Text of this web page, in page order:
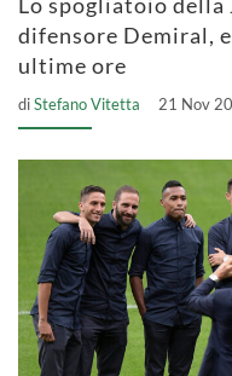
difensore Demiral,
ultime ore
diStefano Vitetta 21 Nov